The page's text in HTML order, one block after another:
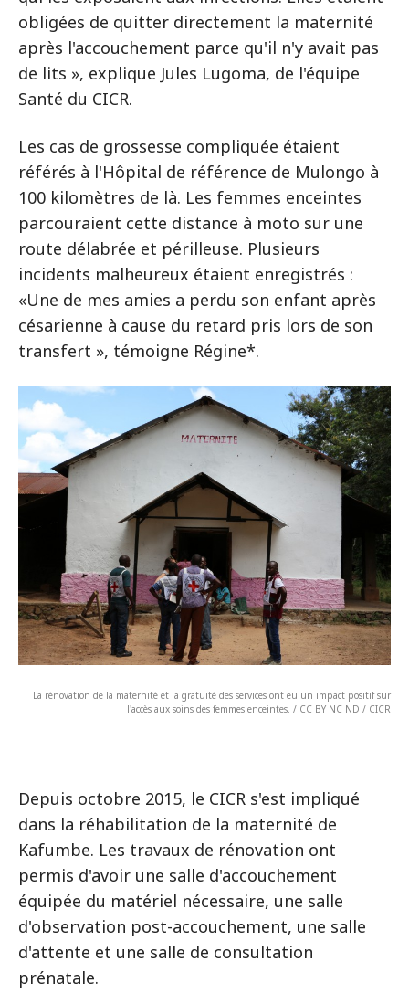
obligées de quitter directement la maternité
après l'accouchement parce qu'il n'y avait pas
de lits », explique Jules Lugoma, de l'équipe
Santé du CICR.
Les cas de grossesse compliquée étaient
référés à l'Hôpital de référence de Mulongo à
100 kilomètres de là. Les femmes enceintes
parcouraient cette distance à moto sur une
route délabrée et périlleuse. Plusieurs
incidents malheureux étaient enregistrés :
«Une de mes amies a perdu son enfant après
césarienne à cause du retard pris lors de son
transfert », témoigne Régine*.
La rénovation de la maternité et la gratuité des services ont eu un impact positif sur
l'accès aux soins des femmes enceintes. / CC BY NC ND / CICR
Depuis octobre 2015, le CICR s'est impliqué
dans la réhabilitation de la maternité de
Kafumbe. Les travaux de rénovation ont
permis d'avoir une salle d'accouchement
équipée du matériel nécessaire, une salle
d'observation post-accouchement, une salle
d'attente et une salle de consultation
prénatale.